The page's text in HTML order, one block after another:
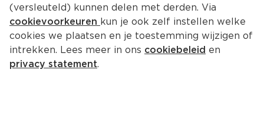
Olvarit 6+mnd Knijpfruit Appel
Perzik Pompoen
(versleuteld) kunnen delen met derden. Via
cookievoorkeuren kun je ook zelf instellen welke
cookies we plaatsen en je toestemming wijzigen of
intrekken. Lees meer in ons cookiebeleid en
privacy statement.